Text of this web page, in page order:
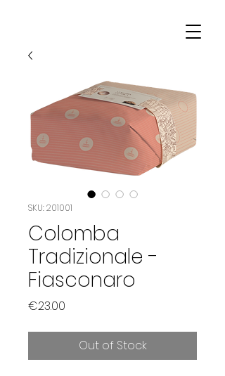
SKU: 201001
Colomba
Tradizionale -
Fiasconaro
€23.00
Out of Stock